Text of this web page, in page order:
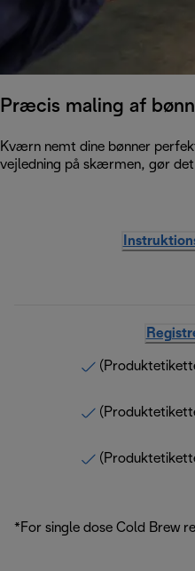
Præcis maling af
Kværn nemt dine bønner
vejledning på skærmen, gør
*For single dose Cold Brew